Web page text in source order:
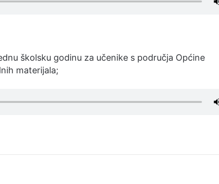
školsku godinu za učenike s područja Općine
materijala;